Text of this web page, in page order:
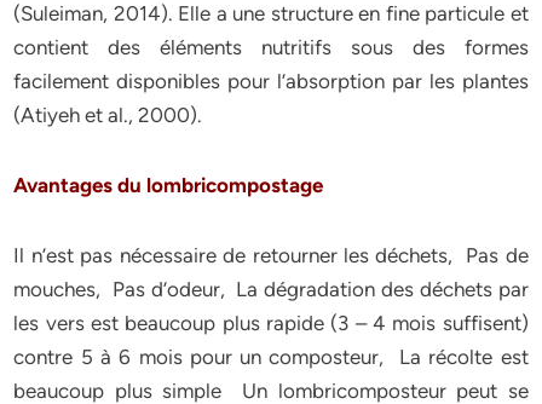
(Suleiman, 2014). Elle a une structure en fine particule et
contient des éléments nutritifs sous des formes
facilement disponibles pour l’absorption par les plantes
(Atiyeh et al., 2000).
Avantages du lombricompostage
Il n’est pas nécessaire de retourner les déchets, Pas de
mouches, Pas d’odeur, La dégradation des déchets par
les vers est beaucoup plus rapide (3 – 4 mois suffisent)
contre 5 à 6 mois pour un composteur, La récolte est
beaucoup plus simple Un lombricomposteur peut se